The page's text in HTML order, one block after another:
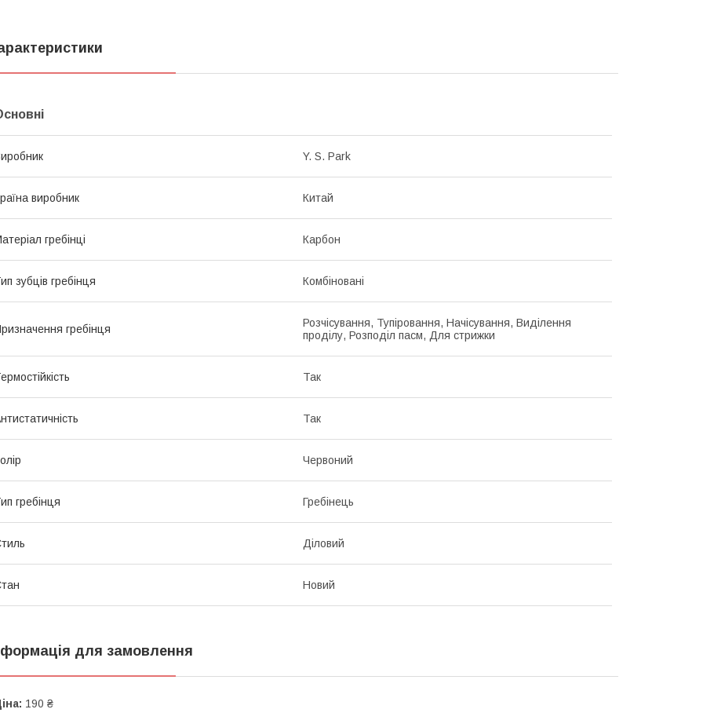
Y. S. Park
виробник Китай
гребінці Карбон
зубців гребінця Комбіновані
гребінця
Розчісування, Тупіровання, Начісування, Виділення
проділу, Розподіл пасм, Для стрижки
Так
Так
Червоний
гребінця Гребінець
Діловий
Новий
для замовлення
190 ₴